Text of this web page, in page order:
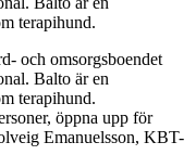
terapihund.
och omsorgsboendet
Balto är en
terapihund.
öppna upp för
Emanuelsson, KBT-